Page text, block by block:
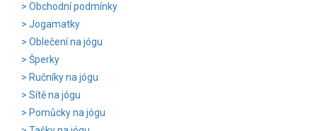
Obchodní podmínky
Jogamatky
Oblečení na jógu
Šperky
Ručníky na jógu
Sítě na jógu
Pomůcky na jógu